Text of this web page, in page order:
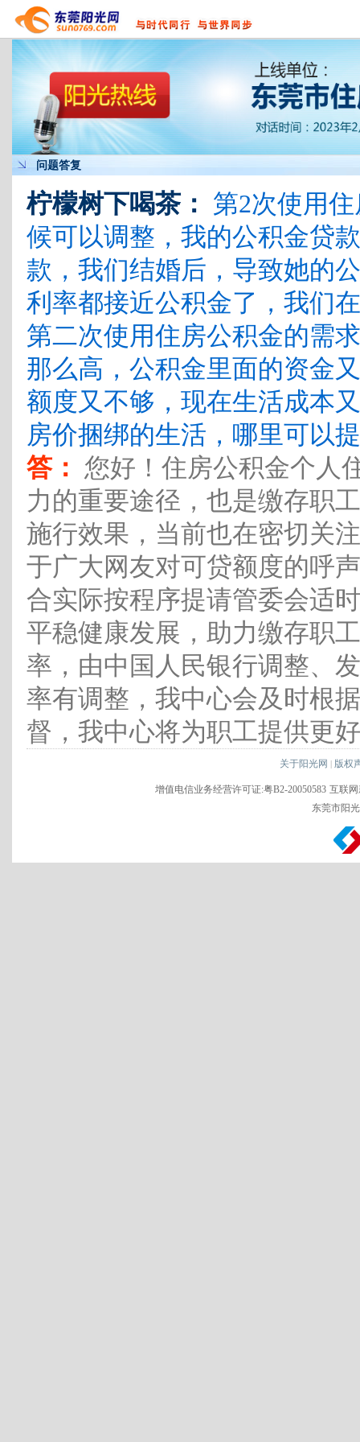
问题答复
柠檬树下喝茶： 第2次使用
候可以调整，我的公积金贷
款，我们结婚后，导致她的
利率都接近公积金了，我们
第二次使用住房公积金的需
那么高，公积金里面的资金
额度又不够，现在生活成本
房价捆绑的生活，哪里可以
答： 您好！住房公积金个人
力的重要途径，也是缴存职
施行效果，当前也在密切关
于广大网友对可贷额度的呼
合实际按程序提请管委会适
平稳健康发展，助力缴存职
率，由中国人民银行调整、
率有调整，我中心会及时根
督，我中心将为职工提供更
关于阳光网 | 版权
增值电信业务经营许可证:粤B2-20050583 互联网
东莞市阳